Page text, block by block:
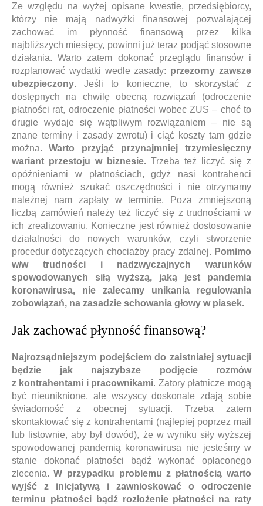
Ze względu na wyżej opisane kwestie, przedsiębiorcy,
którzy nie mają nadwyżki finansowej pozwalającej
zachować im płynność finansową przez kilka
najbliższych miesięcy, powinni już teraz podjąć stosowne
działania. Warto zatem dokonać przeglądu finansów i
rozplanować wydatki wedle zasady: przezorny zawsze
ubezpieczony. Jeśli to konieczne, to skorzystać z
dostępnych na chwilę obecną rozwiązań (odroczenie
płatności rat, odroczenie płatności wobec ZUS – choć to
drugie wydaje się wątpliwym rozwiązaniem – nie są
znane terminy i zasady zwrotu) i ciąć koszty tam gdzie
można. Warto przyjąć przynajmniej trzymiesięczny
wariant przestoju w biznesie. Trzeba też liczyć się z
opóźnieniami w płatnościach, gdyż nasi kontrahenci
mogą również szukać oszczędności i nie otrzymamy
należnej nam zapłaty w terminie. Poza zmniejszoną
liczbą zamówień należy też liczyć się z trudnościami w
ich zrealizowaniu. Konieczne jest również dostosowanie
działalności do nowych warunków, czyli stworzenie
procedur dotyczących chociażby pracy zdalnej. Pomimo
w/w trudności i nadzwyczajnych warunków
spowodowanych siłą wyższą, jaką jest pandemia
koronawirusa, nie zalecamy unikania regulowania
zobowiązań, na zasadzie schowania głowy w piasek.
Jak zachować płynność finansową?
Najrozsądniejszym podejściem do zaistniałej sytuacji
będzie jak najszybsze podjęcie rozmów
z kontrahentami i pracownikami. Zatory płatnicze mogą
być nieuniknione, ale wszyscy doskonale zdają sobie
świadomość z obecnej sytuacji. Trzeba zatem
skontaktować się z kontrahentami (najlepiej poprzez mail
lub listownie, aby był dowód), że w wyniku siły wyższej
spowodowanej pandemią koronawirusa nie jesteśmy w
stanie dokonać płatności bądź wykonać opłaconego
zlecenia. W przypadku problemu z płatnością warto
wyjść z inicjatywą i zawnioskować o odroczenie
terminu płatności bądź rozłożenie płatności na raty